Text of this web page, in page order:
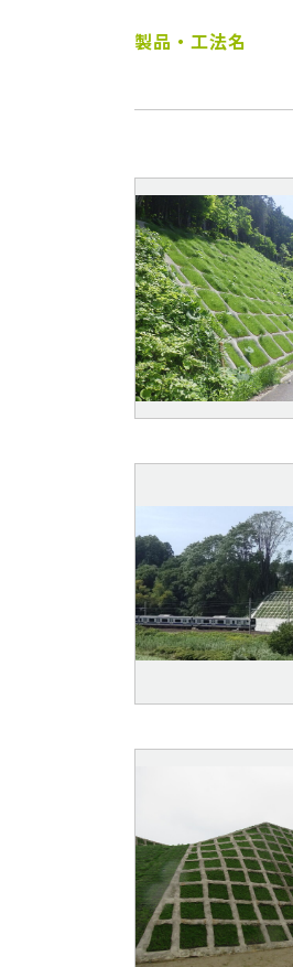
製品・工法名